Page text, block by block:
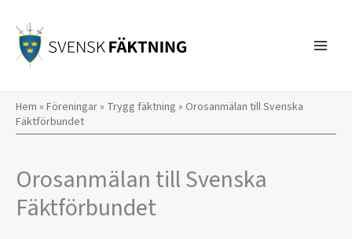
innehåll
Hem » Föreningar» Trygg fäktning » Orosanmälan till Svenska
Fäktförbundet
Orosanmälan till Svenska
Fäktförbundet